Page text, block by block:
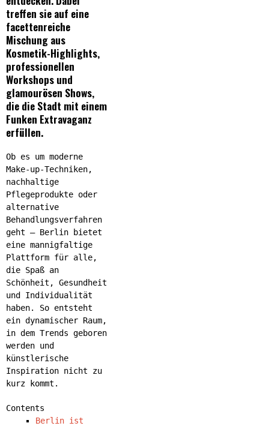
treffen sie auf eine
facettenreiche
Mischung aus
Kosmetik-Highlights,
professionellen
Workshops und
glamourösen Shows,
die die Stadt mit einem
Funken Extravaganz
erfüllen.
Ob es um moderne
Make-up-Techniken,
nachhaltige
Pflegeprodukte oder
alternative
Behandlungsverfahren
geht – Berlin bietet
eine mannigfaltige
Plattform für alle,
die Spaß an
Schönheit, Gesundheit
und Individualität
haben. So entsteht
ein dynamischer Raum,
in dem Trends geboren
werden und
künstlerische
Inspiration nicht zu
kurz kommt.
Contents
Berlin ist